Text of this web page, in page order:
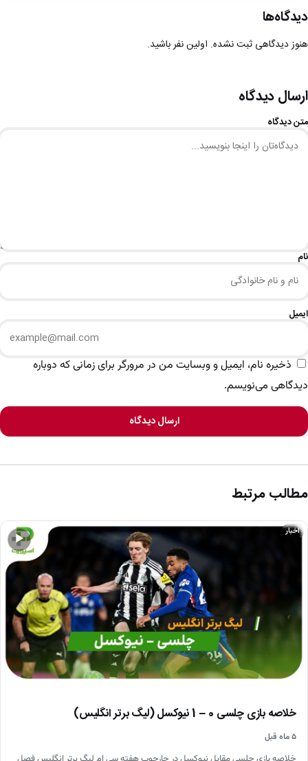
دیدگاه‌ها
هنوز دیدگاهی ثبت نشده. اولین نفر باشید.
ارسال دیدگاه
متن دیدگاه
نام
ایمیل
ذخیره نام، ایمیل و وبسایت من در مرورگر برای زمانی که دوباره
دیدگاهی می‌نویسم.
ارسال دیدگاه
مطالب مرتبط
▶
اخبار
خلاصه بازی چلسی 0 – 1 نیوکسل (لیگ برتر انگلیس)
۵ ماه قبل